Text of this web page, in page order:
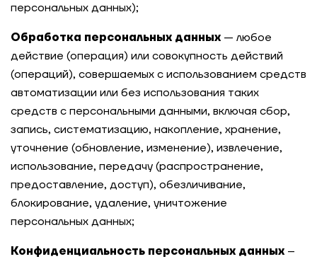
персональных данных);
Обработка персональных данных — любое
действие (операция) или совокупность действий
(операций), совершаемых с использованием средств
автоматизации или без использования таких
средств с персональными данными, включая сбор,
запись, систематизацию, накопление, хранение,
уточнение (обновление, изменение), извлечение,
использование, передачу (распространение,
предоставление, доступ), обезличивание,
блокирование, удаление, уничтожение
персональных данных;
Конфиденциальность персональных данных –